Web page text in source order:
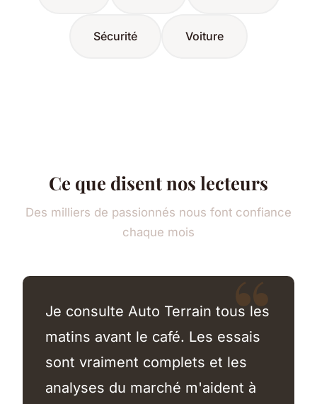
Sécurité Voiture
Ce que disent nos lecteurs
Des milliers de passionnés nous font confiance
chaque mois
Je consulte Auto Terrain tous les
matins avant le café. Les essais
sont vraiment complets et les
analyses du marché m'aident à